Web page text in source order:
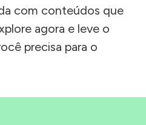
com conteúdos que
agora e leve o
precisa para o